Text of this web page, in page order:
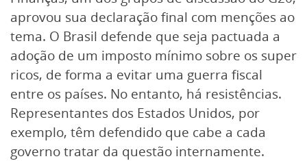
aprovou sua declaração final com menções ao
tema. O Brasil defende que seja pactuada a
adoção de um imposto mínimo sobre os super
ricos, de forma a evitar uma guerra fiscal
entre os países. No entanto, há resistências.
Representantes dos Estados Unidos, por
exemplo, têm defendido que cabe a cada
governo tratar da questão internamente.